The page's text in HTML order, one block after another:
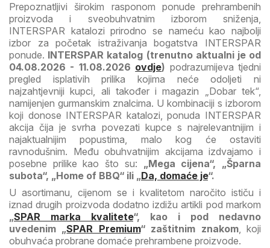
Prepoznatljivi širokim rasponom ponude prehrambenih
proizvoda i sveobuhvatnim izborom sniženja,
INTERSPAR katalozi prirodno se nameću kao najbolji
izbor za početak istraživanja bogatstva INTERSPAR
ponude. INTERSPAR katalog (trenutno aktualni je od
04.08.2026 - 11.08.2026 ovdje) podrazumijeva tjedni
pregled isplativih prilika kojima neće odoljeti ni
najzahtjevniji kupci, ali također i magazin „Dobar tek“,
namijenjen gurmanskim znalcima. U kombinaciji s izborom
koji donose INTERSPAR katalozi, ponuda INTERSPAR
akcija čija je svrha povezati kupce s najrelevantnijim i
najaktualnijim popustima, malo kog će ostaviti
ravnodušnim. Među obuhvatnijim akcijama izdvajamo i
posebne prilike kao što su: „Mega cijena“, „Šparna
subota“, „Home of BBQ“ ili „Da, domaće je“.
U asortimanu, cijenom se i kvalitetom naročito ističu i
iznad drugih proizvoda dodatno izdižu artikli pod markom
„SPAR marka kvalitete“, kao i pod nedavno
uvedenim „SPAR Premium“ zaštitnim znakom, koji
obuhvaća probrane domaće prehrambene proizvode.